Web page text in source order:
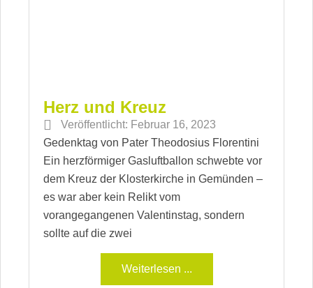
Herz und Kreuz
Veröffentlicht: Februar 16, 2023
Gedenktag von Pater Theodosius Florentini
Ein herzförmiger Gasluftballon schwebte vor
dem Kreuz der Klosterkirche in Gemünden –
es war aber kein Relikt vom
vorangegangenen Valentinstag, sondern
sollte auf die zwei
Weiterlesen ...